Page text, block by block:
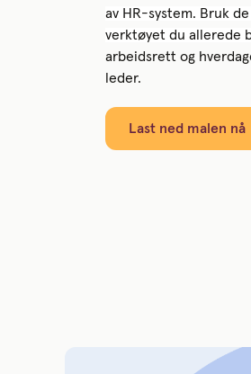
av HR-system. Bruk
verktøyet du allerede
arbeidsrett og
leder.
Last ned malen nå